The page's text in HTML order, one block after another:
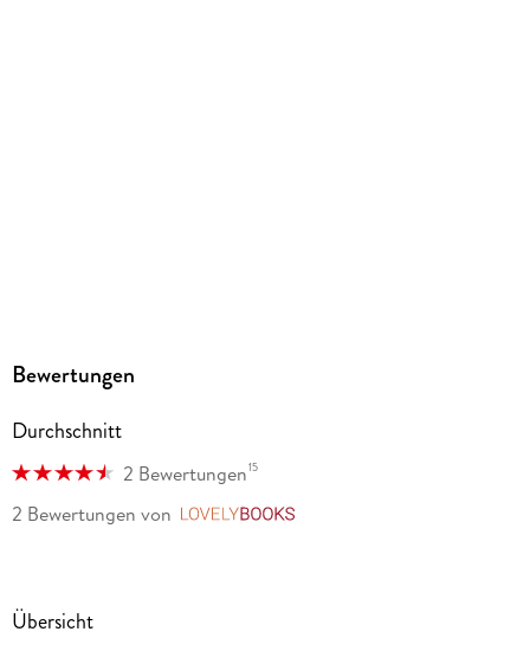
Bewertungen
Durchschnitt
2 Bewertungen15
2 Bewertungen von
Übersicht